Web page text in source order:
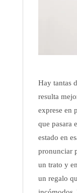
Hay tantas
resulta
exprese en
que pasara
estado en
pronunciar
un trato y
un regalo